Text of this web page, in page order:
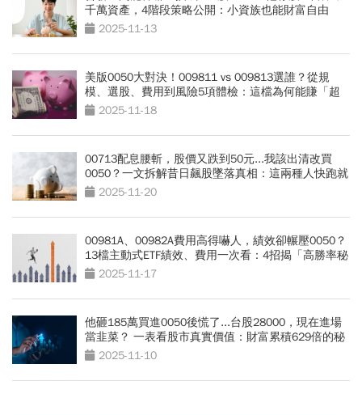
千萬資產，4階段策略公開：小資族也能財富自由
2025-11-13
美版0050大對決！009811 vs 009813選誰？從規
模、選股、費用到風險5項體檢：這檔為何能賺「超
額報酬」
2025-11-18
00713配息腰斬，股價又跌到50元...我該出清改買
0050？一文拆解昔日飆股墜落真相：這兩種人快跑就
對了2025-11-20
00981A、00982A費用高得嚇人，績效卻輾壓0050？
13檔主動式ETF績效、費用一次看：4招揭「高勝率秘
密」2025-11-17
他砸185萬買進0050後慌了...台股28000，現在進場
當韭菜？ 一表看股市真實價值：財富累積629倍的秘
密 2025-11-10